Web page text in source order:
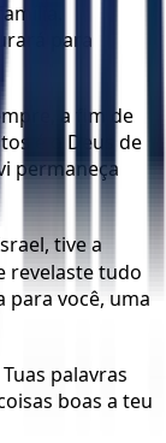
para
a fim de
é o Deus de
permaneça
tive a
revelaste tudo
para você, uma
palavras
boas a teu